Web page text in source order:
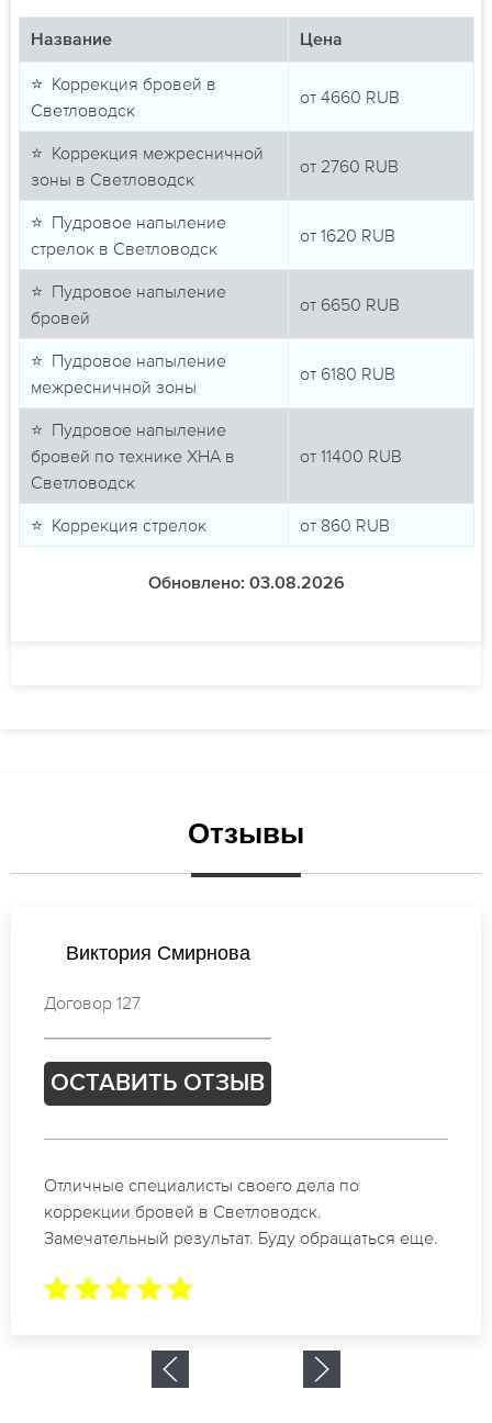
Название Цена
⭐ Коррекция бровей в
Светловодск
от 4660 RUB
⭐ Коррекция межресничной
зоны в Светловодск
от 2760 RUB
⭐ Пудровое напыление
стрелок в Светловодск
от 1620 RUB
⭐ Пудровое напыление
бровей
от 6650 RUB
⭐ Пудровое напыление
межресничной зоны
от 6180 RUB
⭐ Пудровое напыление
бровей по технике ХНА в
Светловодск
от 11400 RUB
⭐ Коррекция стрелок от 860 RUB
Обновлено: 03.08.2026
Отзывы
Виктория Смирнова
Договор 127
ОСТАВИТЬ ОТЗЫВ
Отличные специалисты своего дела по
коррекции бровей в Светловодск.
Замечательный результат. Буду обращаться еще.